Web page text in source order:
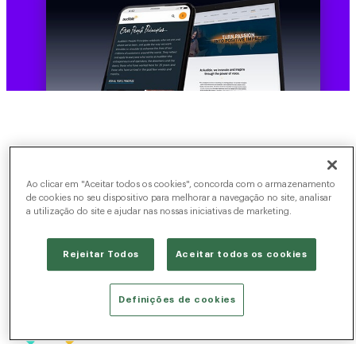
Ao clicar em "Aceitar todos os cookies", concorda com o armazenamento
de cookies no seu dispositivo para melhorar a navegação no site, analisar
a utilização do site e ajudar nas nossas iniciativas de marketing.
Rejeitar Todos Aceitar todos os cookies
Definições de cookies